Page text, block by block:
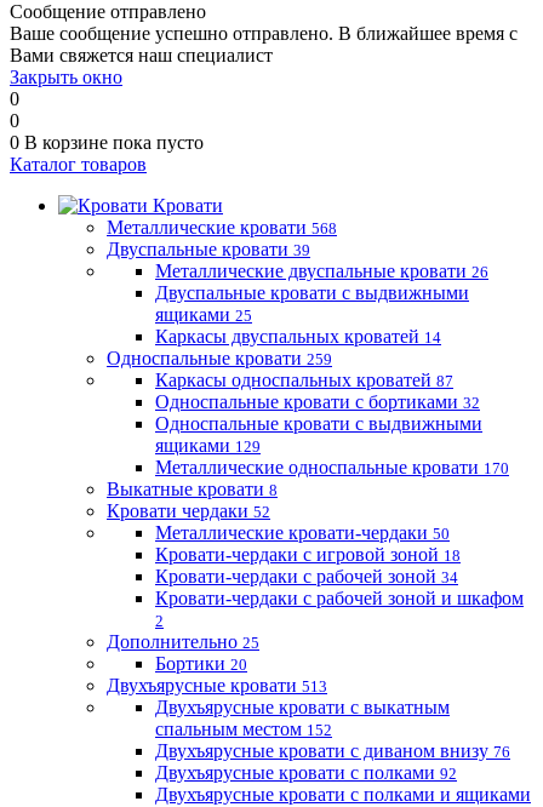
Сообщение отправлено
Ваше сообщение успешно отправлено. В ближайшее время с
Вами свяжется наш специалист
Закрыть окно
0
0
0 В корзине пока пусто
Каталог товаров
Кровати
Металлические кровати 568
Двуспальные кровати 39
Металлические двуспальные кровати 26
Двуспальные кровати с выдвижными
ящиками 25
Каркасы двуспальных кроватей 14
Односпальные кровати 259
Каркасы односпальных кроватей 87
Односпальные кровати с бортиками 32
Односпальные кровати с выдвижными
ящиками 129
Металлические односпальные кровати 170
Выкатные кровати 8
Кровати чердаки 52
Металлические кровати-чердаки 50
Кровати-чердаки с игровой зоной 18
Кровати-чердаки с рабочей зоной 34
Кровати-чердаки с рабочей зоной и шкафом
2
Дополнительно 25
Бортики 20
Двухъярусные кровати 513
Двухъярусные кровати с выкатным
спальным местом 152
Двухъярусные кровати с диваном внизу 76
Двухъярусные кровати с полками 92
Двухъярусные кровати с полками и ящиками